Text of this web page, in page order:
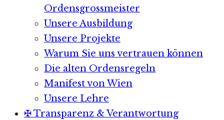
Ordensgrossmeister
Unsere Ausbildung
Unsere Projekte
Warum Sie uns vertrauen können
Die alten Ordensregeln
Manifest von Wien
Unsere Lehre
✠ Transparenz & Verantwortung